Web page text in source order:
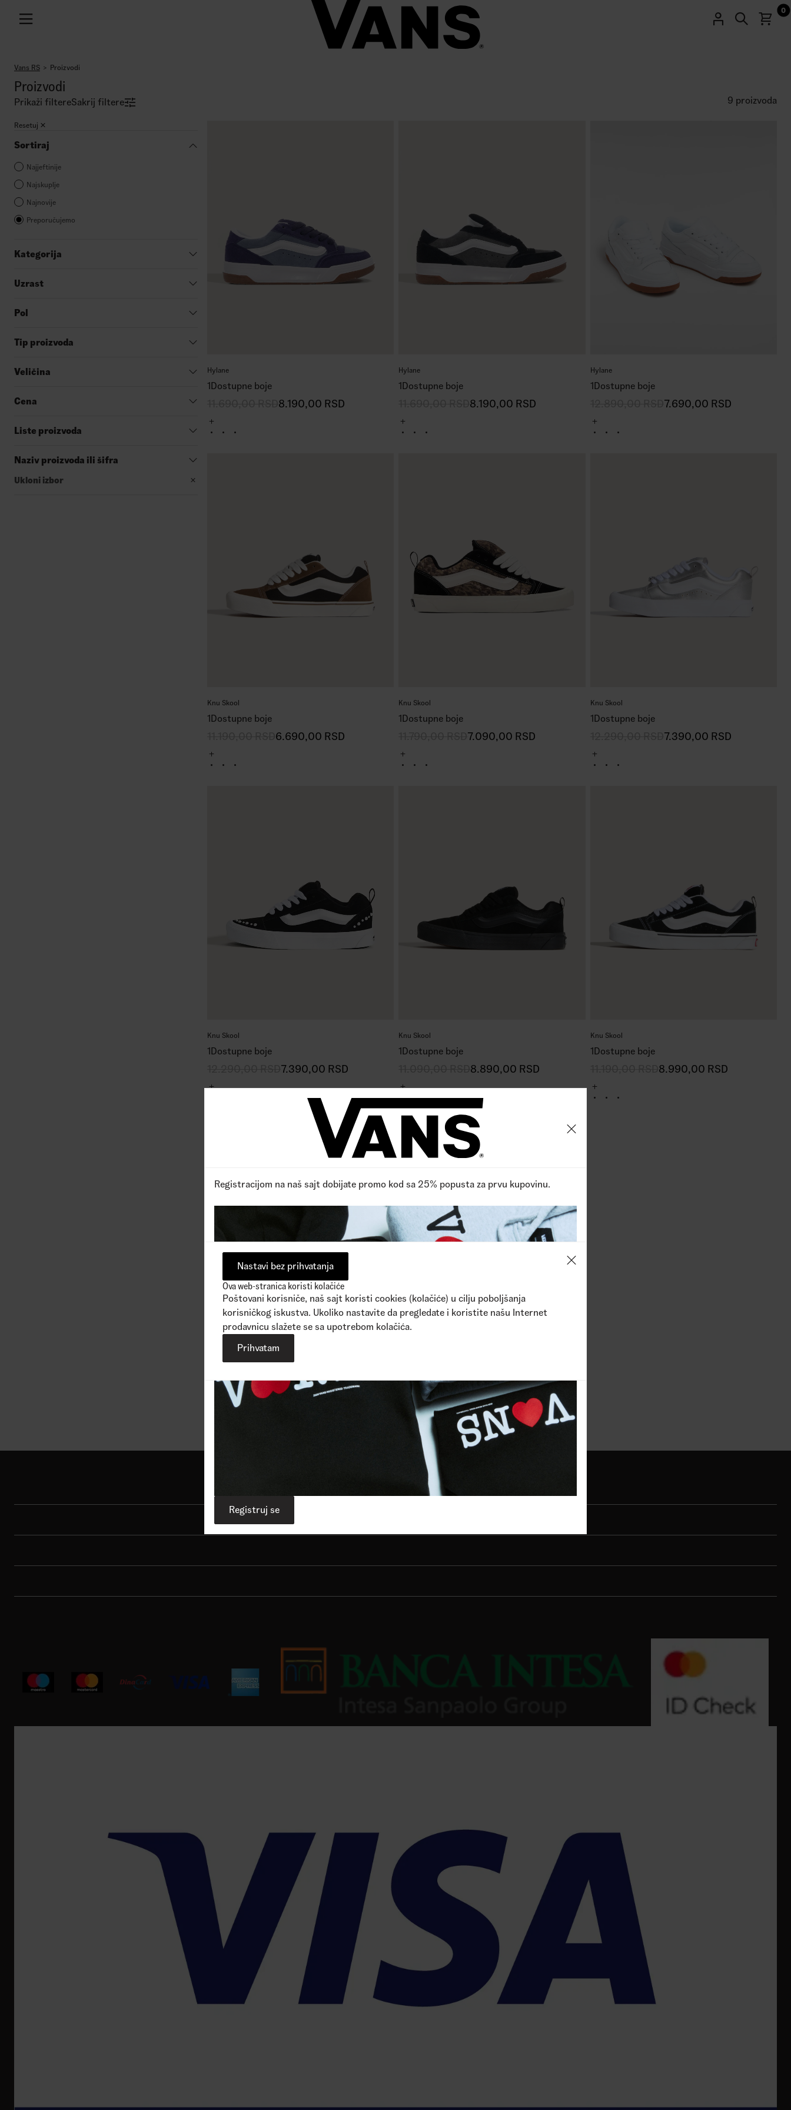
0
Vans RS Proizvodi
Proizvodi
Prikaži filtereSakrij filtere 9 proizvoda
Resetuj
Sortiraj
Najjeftinije
Najskuplje
Najnovije
Preporučujemo
Kategorija
Uzrast
Pol
Tip proizvoda
Veličina
Cena
Liste proizvoda
Naziv proizvoda ili šifra
Ukloni izbor
Hylane
1Dostupne boje
8.190,00 RSD
Hylane
1Dostupne boje
8.190,00 RSD
Hylane
1Dostupne boje
7.690,00 RSD
Knu Skool
1Dostupne boje
6.690,00 RSD
Knu Skool
1Dostupne boje
7.090,00 RSD
Knu Skool
1Dostupne boje
7.390,00 RSD
Knu Skool
1Dostupne boje
7.390,00 RSD
Knu Skool
1Dostupne boje
8.890,00 RSD
Knu Skool
1Dostupne boje
8.990,00 RSD
Registracijom na naš sajt dobijate promo kod sa 25% popusta za prvu kupovinu.
Registruj se
Nastavi bez prihvatanja
Ova web-stranica koristi kolačiće
Poštovani korisniče, naš sajt koristi cookies (kolačiće) u cilju poboljšanja
korisničkog iskustva. Ukoliko nastavite da pregledate i koristite našu Internet
prodavnicu slažete se sa upotrebom kolačića.
Prihvatam